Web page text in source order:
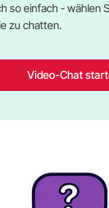
so einfach - wählen
zu chatten.
Video-Chat